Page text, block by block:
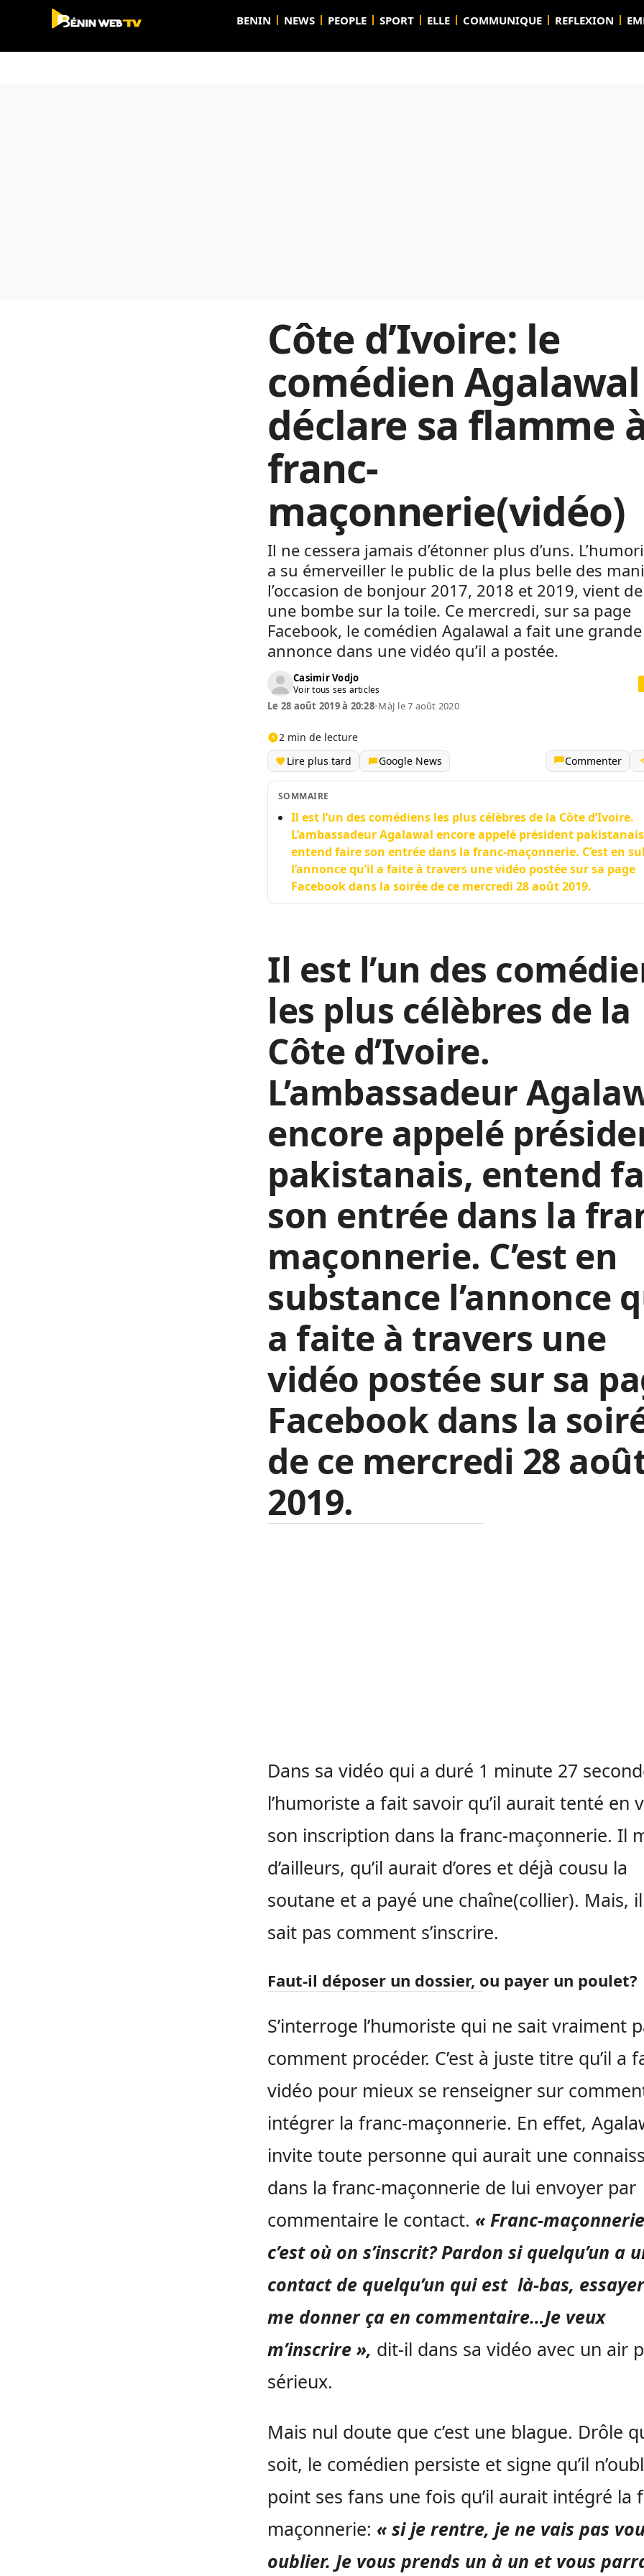
BENIN NEWS PEOPLE SPORT ELLE COMMUNIQUE REFLEXION
Côte d’Ivoire: le
comédien Agalawal
déclare sa flamme
franc-
maçonnerie(vidéo)
Il ne cessera jamais d’étonner plus d’uns.
a su émerveiller le public de la plus belle des
l’occasion de bonjour 2017, 2018 et 2019, vient
une bombe sur la toile. Ce mercredi, sur sa page
Facebook, le comédien Agalawal a fait une grande
annonce dans une vidéo qu’il a postée.
Casimir Vodjo
Voir tous ses articles
Le 28 août 2019 à 20:28•MàJ le 7 août 2020
2 min de lecture
Lire plus tard
Google News Commenter
SOMMAIRE
Il est l’un des comédiens les plus célèbres de la Côte d’Ivoire.
L’ambassadeur Agalawal encore appelé président
entend faire son entrée dans la franc-maçonnerie. C’est en
l’annonce qu’il a faite à travers une vidéo postée sur sa page
Facebook dans la soirée de ce mercredi 28 août 2019.
Il est l’un des
les plus célèbres de la
Côte d’Ivoire.
L’ambassadeur
encore appelé
pakistanais, entend
son entrée dans la
maçonnerie. C’est en
substance l’annonce
a faite à travers une
vidéo postée sur sa
Facebook dans la
de ce mercredi 28
2019.
Dans sa vidéo qui a duré 1 minute 27
l’humoriste a fait savoir qu’il aurait tenté en
son inscription dans la franc-maçonnerie. Il
d’ailleurs, qu’il aurait d’ores et déjà cousu la
soutane et a payé une chaîne(collier). Mais,
sait pas comment s’inscrire.
Faut-il déposer un dossier, ou payer un poulet?
S’interroge l’humoriste qui ne sait vraiment
comment procéder. C’est à juste titre qu’il a
vidéo pour mieux se renseigner sur
intégrer la franc-maçonnerie. En effet,
invite toute personne qui aurait une
dans la franc-maçonnerie de lui envoyer par
commentaire le contact. « Franc-
c’est où on s’inscrit? Pardon si quelqu’un a
contact de quelqu’un qui est là-bas,
me donner ça en commentaire…Je veux
m’inscrire », dit-il dans sa vidéo avec un air
sérieux.
Mais nul doute que c’est une blague. Drôle
soit, le comédien persiste et signe qu’il
point ses fans une fois qu’il aurait intégré la
maçonnerie: « si je rentre, je ne vais pas
oublier. Je vous prends un à un et vous